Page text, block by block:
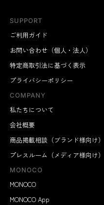
SUPPORT
ご利用ガイド
お問い合わせ（個人・法人）
特定商取引法に基づく表示
プライバシーポリシー
COMPANY
私たちについて
会社概要
商品掲載相談（ブランド様向け）
プレスルーム（メディア様向け）
MONOCO
MONOCO
MONOCO App